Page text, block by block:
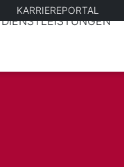
DIENSTLEISTUNGEN
KARRIEREPORTAL